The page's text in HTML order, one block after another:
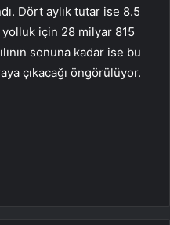
Dört aylık tutar ise 8.5
yolluk için 28 milyar 815
sonuna kadar ise bu
çıkacağı öngörülüyor.